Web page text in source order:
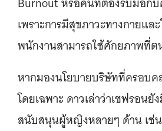
เพราะการมีสุขภาวะทางกายแล
พนักงานสามารถใช้ศักยภาพที่
หากมองนโยบายบริษัทที่ครอบ
โดยเฉพาะ ดาวเล่าว่าเชฟรอนยั
สนับสนุนผู้หญิงหลายๆ ด้าน เช่